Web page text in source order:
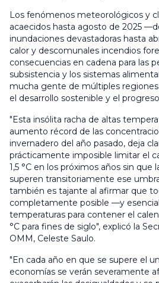
Los fenómenos meteorológicos y
acaecidos hasta agosto de 2025
inundaciones devastadoras hasta
calor y descomunales incendios
consecuencias en cadena para las
subsistencia y los sistemas
mucha gente de múltiples regiones
el desarrollo sostenible y el
"Esta insólita racha de altas
aumento récord de las
invernadero del año pasado, deja
prácticamente imposible limitar el
1,5 °C en los próximos años sin que
superen transitoriamente ese
también es tajante al afirmar que
completamente posible —y
temperaturas para contener el
°C para fines de siglo", explicó la
OMM, Celeste Saulo.
"En cada año en que se supere el
economías se verán severamente